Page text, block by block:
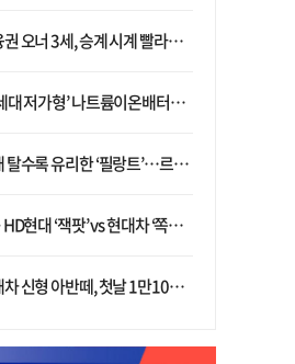
세, 승계 시계 빨라지나…한국투자 ‘속도’·미래에셋·메리츠는 ‘거리두기’
형’ 나트륨이온배터리 시대 오나…LG화학·에코프로, 상용화 속도낸다
유리한 ‘필랑트’…르노코리아, 5년 뒤 잔존가치 53% 보장
‘잭팟’ vs 현대차 ‘쪽박’…글로벌 사모펀드, 韓 대기업 투자 ‘희비’
형 아반떼, 첫날 1만1094대 계약…역대 최고치 경신